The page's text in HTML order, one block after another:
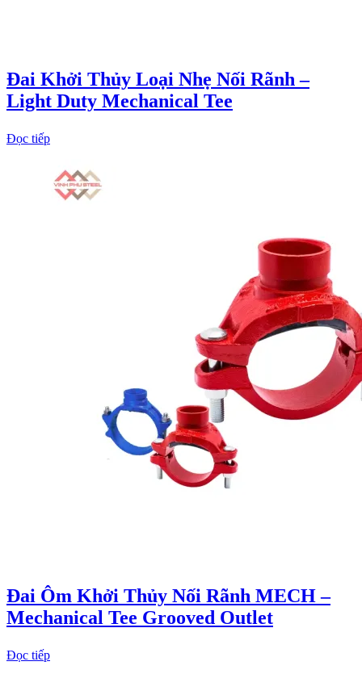
Đai Khởi Thủy Loại Nhẹ Nối Rãnh –
Light Duty Mechanical Tee
Đọc tiếp
Đai Ôm Khởi Thủy Nối Rãnh MECH –
Mechanical Tee Grooved Outlet
Đọc tiếp